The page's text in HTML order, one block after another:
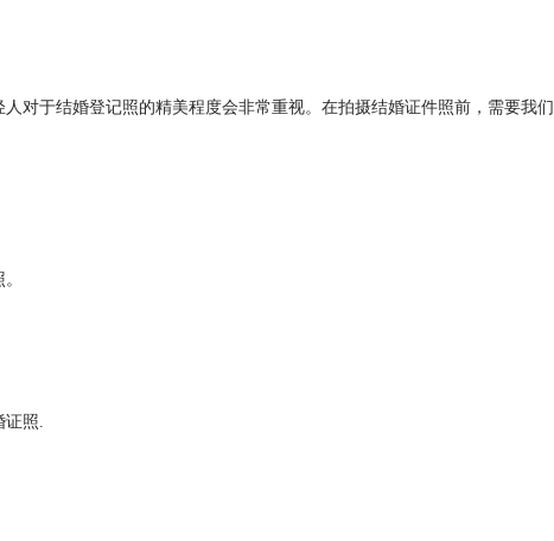
对于结婚登记照的精美程度会非常重视。在拍摄结婚证件照前，需要我们
证照.